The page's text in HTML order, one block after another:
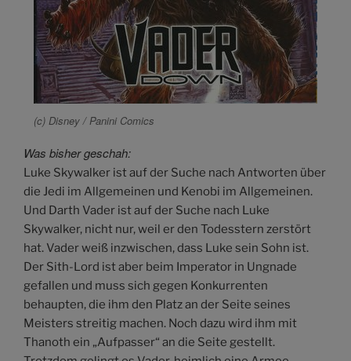
(c) Disney / Panini Comics
Was bisher geschah:
Luke Skywalker ist auf der Suche nach Antworten über
die Jedi im Allgemeinen und Kenobi im Allgemeinen.
Und Darth Vader ist auf der Suche nach Luke
Skywalker, nicht nur, weil er den Todesstern zerstört
hat. Vader weiß inzwischen, dass Luke sein Sohn ist.
Der Sith-Lord ist aber beim Imperator in Ungnade
gefallen und muss sich gegen Konkurrenten
behaupten, die ihm den Platz an der Seite seines
Meisters streitig machen. Noch dazu wird ihm mit
Thanoth ein „Aufpasser“ an die Seite gestellt.